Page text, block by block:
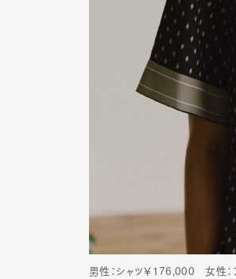
男性：シャツ￥176,000 女性：